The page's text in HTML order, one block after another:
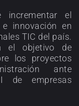
el
innovación en
TIC del país.
el objetivo de
los proyectos
ante
de empresas